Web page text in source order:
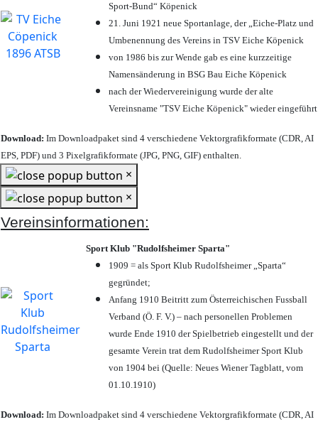
Sport-Bund“ Köpenick
21. Juni 1921 neue Sportanlage, der „Eiche-Platz und
Umbenennung des Vereins in TSV Eiche Köpenick
von 1986 bis zur Wende gab es eine kurzzeitige
Namensänderung in BSG Bau Eiche Köpenick
nach der Wiedervereinigung wurde der alte
Vereinsname "TSV Eiche Köpenick" wieder eingeführt
Download: Im Downloadpaket sind 4 verschiedene Vektorgrafikformate (CDR, AI
EPS, PDF) und 3 Pixelgrafikformate (JPG, PNG, GIF) enthalten.
×
×
Vereinsinformationen:
Sport Klub "Rudolfsheimer Sparta"
1909 = als Sport Klub Rudolfsheimer „Sparta“
gegründet;
Anfang 1910 Beitritt zum Österreichischen Fussball
Verband (Ö. F. V.) – nach personellen Problemen
wurde Ende 1910 der Spielbetrieb eingestellt und der
gesamte Verein trat dem Rudolfsheimer Sport Klub
von 1904 bei (Quelle: Neues Wiener Tagblatt, vom
01.10.1910)
Download: Im Downloadpaket sind 4 verschiedene Vektorgrafikformate (CDR, AI